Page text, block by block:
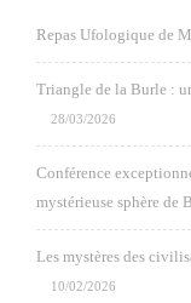
Repas Ufologique de
Triangle de la Burle :
28/03/2026
Conférence
mystérieuse sphère de
Les mystères des
10/02/2026